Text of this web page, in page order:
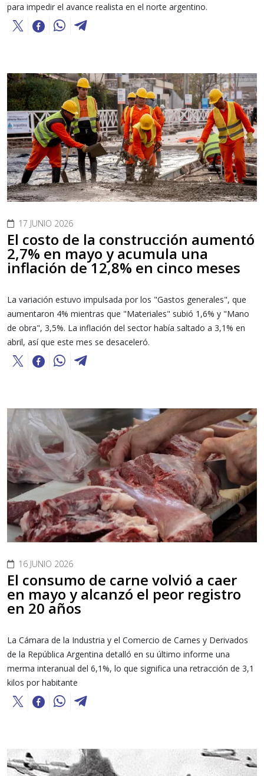
para impedir el avance realista en el norte argentino.
17 JUNIO 2026
El costo de la construcción aumentó
2,7% en mayo y acumula una
inflación de 12,8% en cinco meses
La variación estuvo impulsada por los "Gastos generales", que
aumentaron 4% mientras que "Materiales" subió 1,6% y "Mano
de obra", 3,5%. La inflación del sector había saltado a 3,1% en
abril, así que este mes se desaceleró.
16 JUNIO 2026
El consumo de carne volvió a caer
en mayo y alcanzó el peor registro
en 20 años
La Cámara de la Industria y el Comercio de Carnes y Derivados
de la República Argentina detalló en su último informe una
merma interanual del 6,1%, lo que significa una retracción de 3,1
kilos por habitante